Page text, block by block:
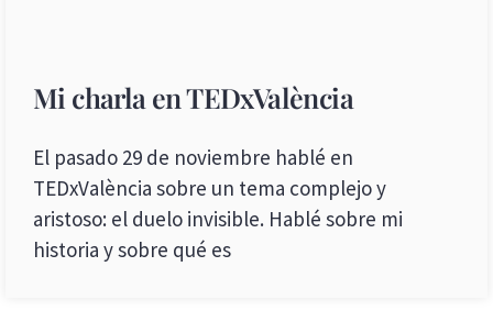
Mi charla en TEDxValència
El pasado 29 de noviembre hablé en
TEDxValència sobre un tema complejo y
aristoso: el duelo invisible. Hablé sobre mi
historia y sobre qué es